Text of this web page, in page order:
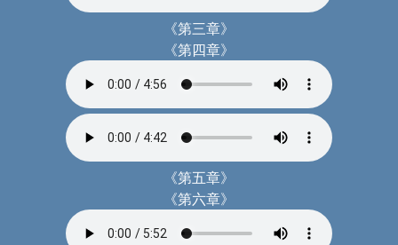
《第三章》
《第四章》
《第五章》
《第六章》